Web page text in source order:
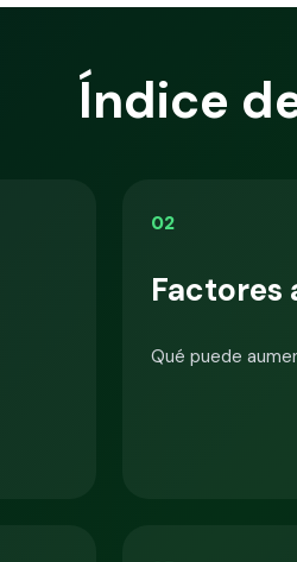
Índice
02
Factores
Qué puede